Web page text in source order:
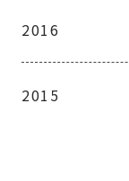
2016
2015